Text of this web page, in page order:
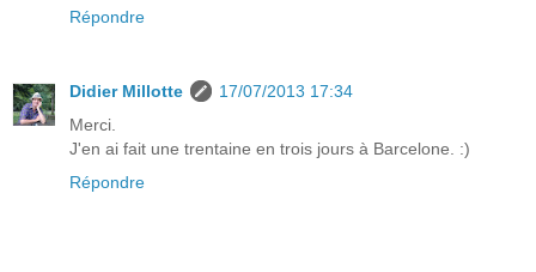
Répondre
Didier Millotte
17/07/2013 17:34
Merci.
J'en ai fait une trentaine en trois jours à Barcelone. :)
Répondre